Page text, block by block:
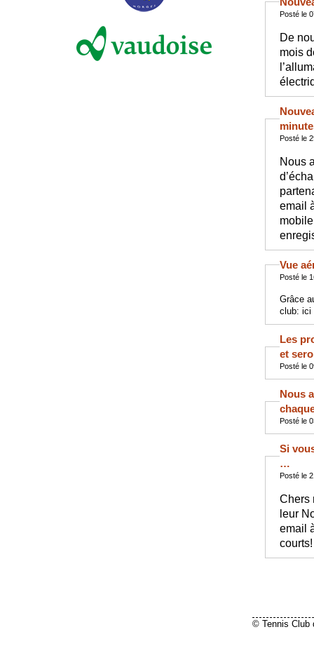
Posté le
De
mois
Posté le
Nous
email
Vue
Posté le
Grâce
club: ici
Les
et
Posté le
Nous
Posté le
Si
…
Posté le
Chers
leur
email
courts!
© Tennis Club